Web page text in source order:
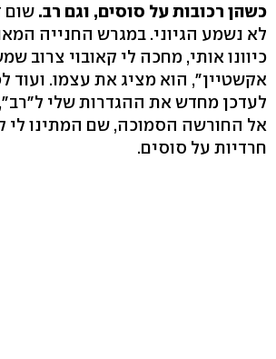
כשהן רכובות על סוסים, וגם רב. שום
לא נשמע הגיוני. במגרש החנייה
כיוונו אותי, מחכה לי קאובוי צרוב
אקשטיין", הוא מציג את עצמו. ועוד
לעדכן מחדש את ההגדרות שלי
אל החורשה הסמוכה, שם המתינו לי
חרדיות על סוסים.